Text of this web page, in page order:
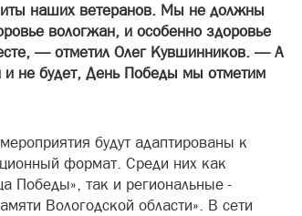
наших ветеранов. Мы не должны
вологжан, и особенно здоровье
— отметил Олег Кувшинников. — А
и не будет, День Победы мы отметим
будут адаптированы к
формат. Среди них как
Победы», так и региональные -
Вологодской области». В сети